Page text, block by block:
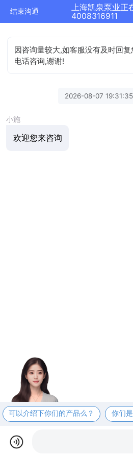
结束沟通
上海凯泉泵业正
4008316911
因咨询量较大,如客服没有及时回
电话咨询,谢谢!
2026-08-07
小施
欢迎您来咨询
可以介绍下你们的产品么？ 你们